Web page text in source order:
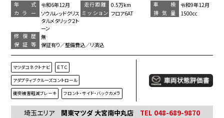
年 式 令和6年12月 走行距離 0.5万km 車 検
令和9年12月
カラー
ソウルレッドクリス
タルメタリック２ト
ーン
ミッション フロア6AT 排気量 1500cc
修復歴
無
保証等
保証有り／整備費込／リ済込
マツダコネクトナビ ＥＴＣ
アダプティブクルーズコントロール
衝突被害軽減ブレーキ フロント・サイド・バックカメラ
埼玉エリア 関東マツダ 大宮南中丸店 TEL 048-689-9870